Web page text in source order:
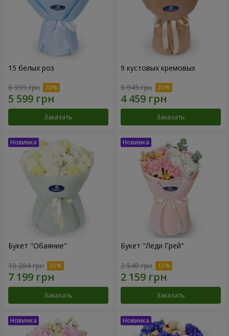
15 белых роз
6 999 грн
Заказать
9 кустовых кремовых
5 945 грн
Заказать
Букет "Обаяние"
10 284 грн
Заказать
Букет "Леди Грей"
2 540 грн
Заказать